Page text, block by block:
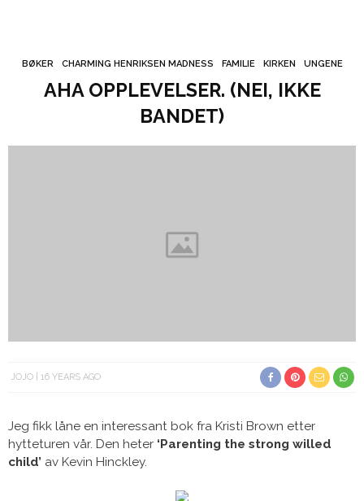
BØKER CHARMING HENRIKSEN MADNESS FAMILIE KIRKEN UNGENE
AHA OPPLEVELSER. (NEI, IKKE
BANDET)
JOJO 16 YEARS AGO
Jeg fikk låne en interessant bok fra Kristi Brown etter
hytteturen vår. Den heter ‘Parenting the strong willed
child’ av Kevin Hinckley.